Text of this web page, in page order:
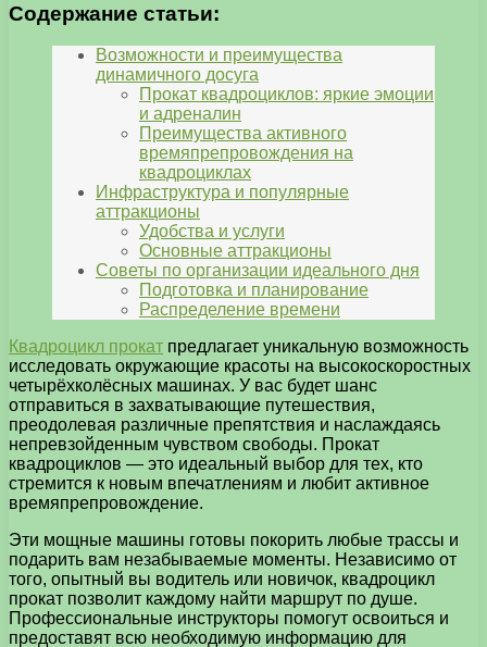
Содержание статьи:
Возможности и преимущества
динамичного досуга
Прокат квадроциклов: яркие эмоции
и адреналин
Преимущества активного
времяпрепровождения на
квадроциклах
Инфраструктура и популярные
аттракционы
Удобства и услуги
Основные аттракционы
Советы по организации идеального дня
Подготовка и планирование
Распределение времени
Квадроцикл прокат предлагает уникальную возможность
исследовать окружающие красоты на высокоскоростных
четырёхколёсных машинах. У вас будет шанс
отправиться в захватывающие путешествия,
преодолевая различные препятствия и наслаждаясь
непревзойденным чувством свободы. Прокат
квадроциклов — это идеальный выбор для тех, кто
стремится к новым впечатлениям и любит активное
времяпрепровождение.
Эти мощные машины готовы покорить любые трассы и
подарить вам незабываемые моменты. Независимо от
того, опытный вы водитель или новичок, квадроцикл
прокат позволит каждому найти маршрут по душе.
Профессиональные инструкторы помогут освоиться и
предоставят всю необходимую информацию для